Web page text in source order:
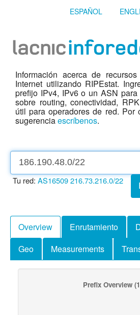
ESPAÑOL
Información acerca de
Internet utilizando RIPEstat.
prefijo IPv4, IPv6 o un ASN para
sobre routing, conectividad,
útil para operadores de red. Por
sugerenciaescríbenos.
Tu red: AS16509216.73.216.0/22
Overview Enrutamiento
Geo
Measurements
Prefix Overview